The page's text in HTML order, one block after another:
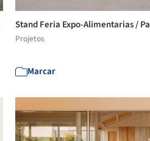
Stand Feria Expo-Alimentarias /
Projetos
Marcar